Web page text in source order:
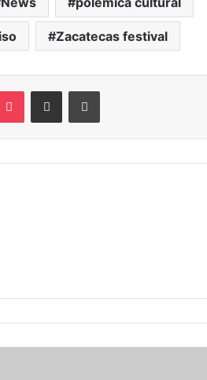
Zacatecas festival
Pocket Share via Email Print